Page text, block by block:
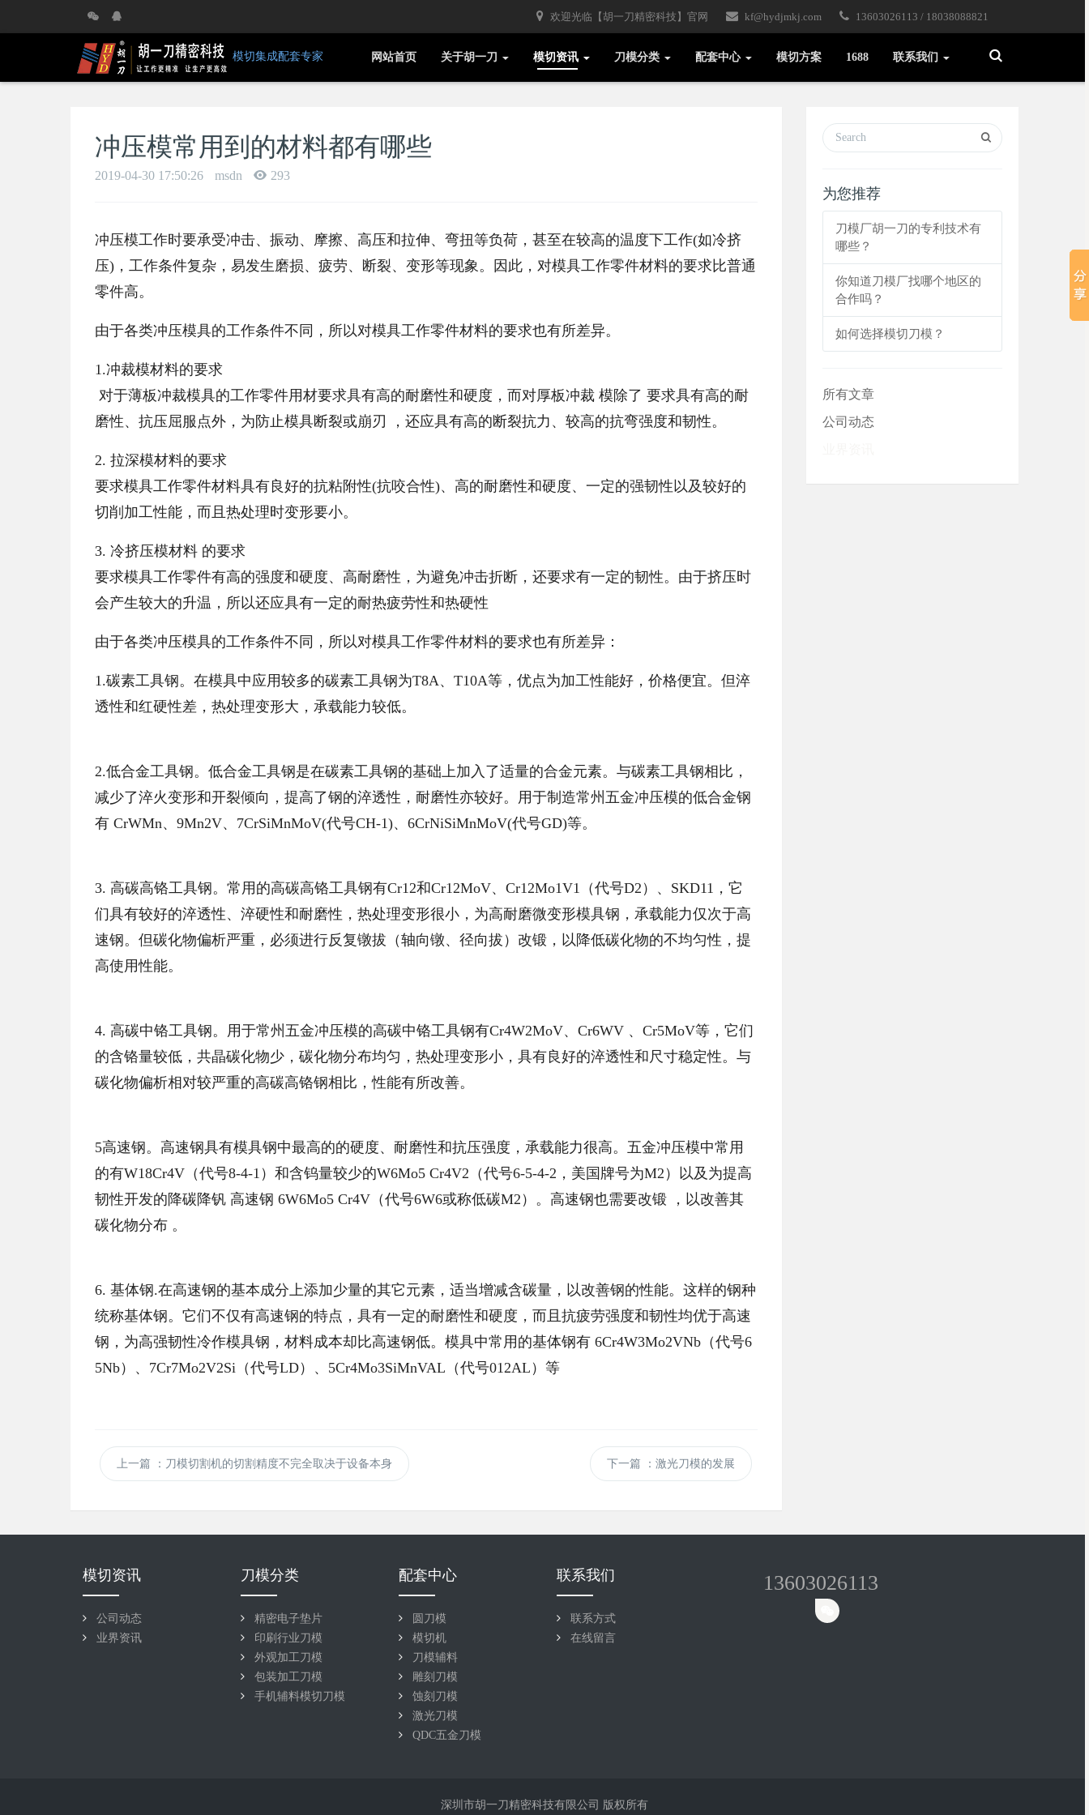
欢迎光临【胡一刀精密科技】官网 kf@hydjmkj.com 13603026113 / 18038088821
模切集成配套专家 Toggle
Search
网站首页 关于胡一刀 模切资讯 刀模分类 配套中心 模切方案 1688 联系我们
冲压模常用到的材料都有哪些
2019-04-30 17:50:26 msdn 293
冲压模工作时要承受冲击、振动、摩擦、高压和拉伸、弯扭等负荷，甚至在较高的温度下工作(如冷挤
压)，工作条件复杂，易发生磨损、疲劳、断裂、变形等现象。因此，对模具工作零件材料的要求比普通
零件高。
由于各类冲压模具的工作条件不同，所以对模具工作零件材料的要求也有所差异。
1.冲裁模材料的要求
对于薄板冲裁模具的工作零件用材要求具有高的耐磨性和硬度，而对厚板冲裁 模除了 要求具有高的耐
磨性、抗压屈服点外，为防止模具断裂或崩刃 ，还应具有高的断裂抗力、较高的抗弯强度和韧性。
2. 拉深模材料的要求
要求模具工作零件材料具有良好的抗粘附性(抗咬合性)、高的耐磨性和硬度、一定的强韧性以及较好的
切削加工性能，而且热处理时变形要小。
3. 冷挤压模材料 的要求
要求模具工作零件有高的强度和硬度、高耐磨性，为避免冲击折断，还要求有一定的韧性。由于挤压时
会产生较大的升温，所以还应具有一定的耐热疲劳性和热硬性
由于各类冲压模具的工作条件不同，所以对模具工作零件材料的要求也有所差异：
1.碳素工具钢。在模具中应用较多的碳素工具钢为T8A、T10A等，优点为加工性能好，价格便宜。但淬
透性和红硬性差，热处理变形大，承载能力较低。
2.低合金工具钢。低合金工具钢是在碳素工具钢的基础上加入了适量的合金元素。与碳素工具钢相比，
减少了淬火变形和开裂倾向，提高了钢的淬透性，耐磨性亦较好。用于制造常州五金冲压模的低合金钢
有 CrWMn、9Mn2V、7CrSiMnMoV(代号CH-1)、6CrNiSiMnMoV(代号GD)等。
3. 高碳高铬工具钢。常用的高碳高铬工具钢有Cr12和Cr12MoV、Cr12Mo1V1（代号D2）、SKD11，它
们具有较好的淬透性、淬硬性和耐磨性，热处理变形很小，为高耐磨微变形模具钢，承载能力仅次于高
速钢。但碳化物偏析严重，必须进行反复镦拔（轴向镦、径向拔）改锻，以降低碳化物的不均匀性，提
高使用性能。
4. 高碳中铬工具钢。用于常州五金冲压模的高碳中铬工具钢有Cr4W2MoV、Cr6WV 、Cr5MoV等，它们
的含铬量较低，共晶碳化物少，碳化物分布均匀，热处理变形小，具有良好的淬透性和尺寸稳定性。与
碳化物偏析相对较严重的高碳高铬钢相比，性能有所改善。
5高速钢。高速钢具有模具钢中最高的的硬度、耐磨性和抗压强度，承载能力很高。五金冲压模中常用
的有W18Cr4V（代号8-4-1）和含钨量较少的W6Mo5 Cr4V2（代号6-5-4-2，美国牌号为M2）以及为提高
韧性开发的降碳降钒 高速钢 6W6Mo5 Cr4V（代号6W6或称低碳M2）。高速钢也需要改锻 ，以改善其
碳化物分布 。
6. 基体钢.在高速钢的基本成分上添加少量的其它元素，适当增减含碳量，以改善钢的性能。这样的钢种
统称基体钢。它们不仅有高速钢的特点，具有一定的耐磨性和硬度，而且抗疲劳强度和韧性均优于高速
钢，为高强韧性冷作模具钢，材料成本却比高速钢低。模具中常用的基体钢有 6Cr4W3Mo2VNb（代号6
5Nb）、7Cr7Mo2V2Si（代号LD）、5Cr4Mo3SiMnVAL（代号012AL）等
上一篇 ：刀模切割机的切割精度不完全取决于设备本身 下一篇 ：激光刀模的发展
为您推荐
刀模厂胡一刀的专利技术有
哪些？
你知道刀模厂找哪个地区的
合作吗？
如何选择模切刀模？
所有文章
公司动态
模切资讯
公司动态
业界资讯
刀模分类
精密电子垫片
印刷行业刀模
外观加工刀模
包装加工刀模
手机辅料模切刀模
配套中心
圆刀模
模切机
刀模辅料
雕刻刀模
蚀刻刀模
激光刀模
QDC五金刀模
联系我们
联系方式
在线留言
13603026113
深圳市胡一刀精密科技有限公司 版权所有